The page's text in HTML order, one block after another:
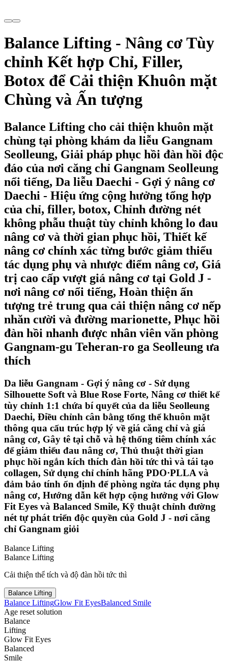
Balance Lifting - Nâng cơ Tùy
chỉnh Kết hợp Chỉ, Filler,
Botox để Cải thiện Khuôn mặt
Chùng và Ấn tượng
Balance Lifting cho cải thiện khuôn mặt
chùng tại phòng khám da liễu Gangnam
Seolleung, Giải pháp phục hồi đàn hồi độc
đáo của nơi căng chỉ Gangnam Seolleung
nổi tiếng, Da liễu Daechi - Gợi ý nâng cơ
Daechi - Hiệu ứng cộng hưởng tổng hợp
của chỉ, filler, botox, Chỉnh đường nét
không phẫu thuật tùy chỉnh không lo đau
nâng cơ và thời gian phục hồi, Thiết kế
nâng cơ chính xác từng bước giảm thiểu
tác dụng phụ và nhược điểm nâng cơ, Giá
trị cao cấp vượt giá nâng cơ tại Gold J -
nơi nâng cơ nổi tiếng, Hoàn thiện ấn
tượng trẻ trung qua cải thiện nâng cơ nếp
nhăn cười và đường marionette, Phục hồi
đàn hồi nhanh được nhân viên văn phòng
Gangnam-gu Teheran-ro ga Seolleung ưa
thích
Da liễu Gangnam - Gợi ý nâng cơ - Sử dụng
Silhouette Soft và Blue Rose Forte, Nâng cơ thiết kế
tùy chỉnh 1:1 chứa bí quyết của da liễu Seolleung
Daechi, Điều chỉnh cân bằng tổng thể khuôn mặt
thông qua cấu trúc hợp lý về giá căng chỉ và giá
nâng cơ, Gây tê tại chỗ và hệ thống tiêm chính xác
để giảm thiểu đau nâng cơ, Thủ thuật thời gian
phục hồi ngắn kích thích đàn hồi tức thì và tái tạo
collagen, Sử dụng chỉ chính hãng PDO·PLLA và
đảm bảo tính ổn định để phòng ngừa tác dụng phụ
nâng cơ, Hướng dẫn kết hợp cộng hưởng với Glow
Fit Eyes và Balanced Smile, Kỹ thuật chỉnh đường
nét tự phát triển độc quyền của Gold J - nơi căng
chỉ Gangnam giỏi
Balance Lifting
Balance Lifting
Cải thiện thể tích và độ đàn hồi tức thì
Balance Lifting
Balance LiftingGlow Fit EyesBalanced Smile
Age reset solution
Balance
Lifting
Glow Fit Eyes
Balanced
Smile